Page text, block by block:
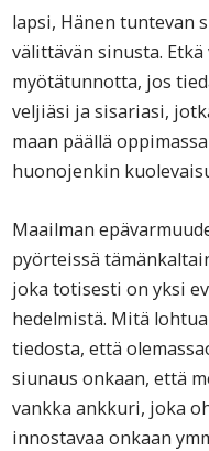
lapsi, Hänen tuntevan
välittävän sinusta.
myötätunnotta, jos
veljiäsi ja sisariasi,
maan päällä
huonojenkin
Maailman
pyörteissä
joka totisesti on yksi
hedelmistä. Mitä
tiedosta, että
siunaus onkaan, että
vankka ankkuri, joka
innostavaa onkaan